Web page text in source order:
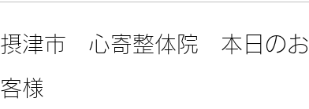
摂津市 心寄整体院 本日のお
客様